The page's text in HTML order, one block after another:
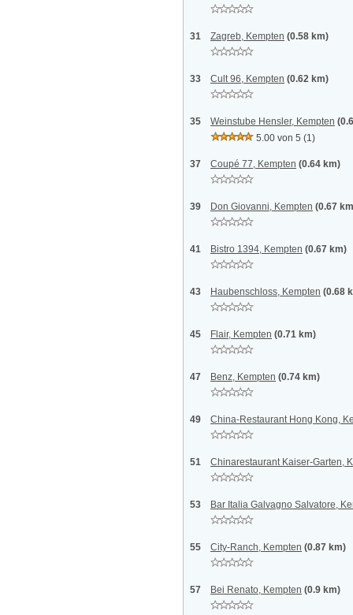
31 Zagreb, Kempten (0.58 km)
33 Cult 96, Kempten (0.62 km)
35 Weinstube Hensler, Kempten
5.00 von 5 (1)
37 Coupé 77, Kempten (0.64 km)
39 Don Giovanni, Kempten (0.67
41 Bistro 1394, Kempten (0.67 km)
43 Haubenschloss, Kempten (0.68
45 Flair, Kempten (0.71 km)
47 Benz, Kempten (0.74 km)
49 China-Restaurant Hong Kong,
51 Chinarestaurant Kaiser-Garten,
53 Bar Italia Galvagno Salvatore,
55 City-Ranch, Kempten (0.87 km)
57 Bei Renato, Kempten (0.9 km)